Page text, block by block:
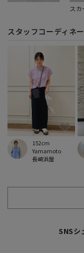
スカ
スタッフコーディネ
長崎浜屋
Yamamoto
152cm
SNSシ